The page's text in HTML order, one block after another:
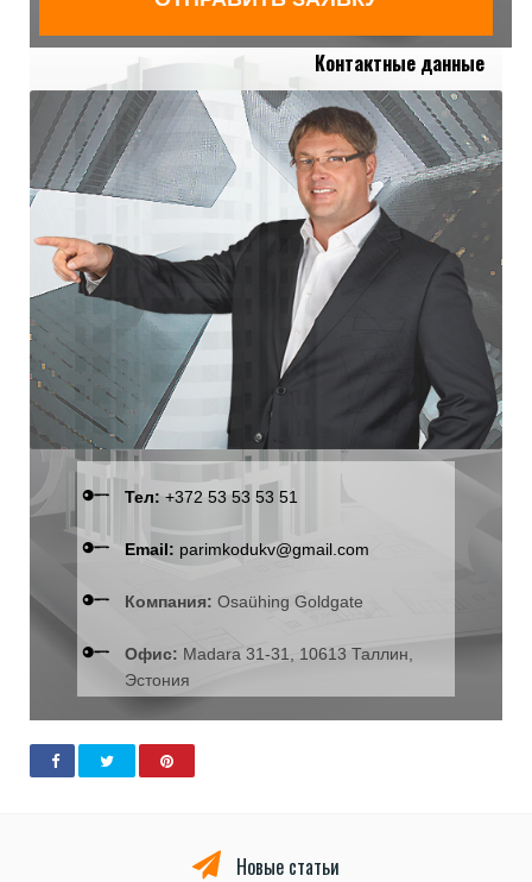
Контактные данные
Тел: +372 53 53 53 51
Email: parimkodukv@gmail.com
Компания: Osaühing Goldgate
Офис: Madara 31-31, 10613 Таллин,
Эстония
Новые статьи